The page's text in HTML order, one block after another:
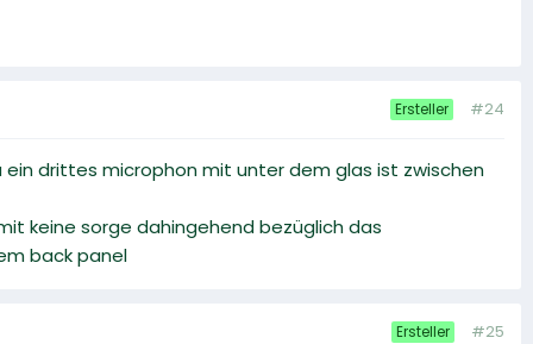
Ersteller #24
drittes microphon mit unter dem glas ist zwischen
keine sorge dahingehend bezüglich das
back panel
Ersteller #25